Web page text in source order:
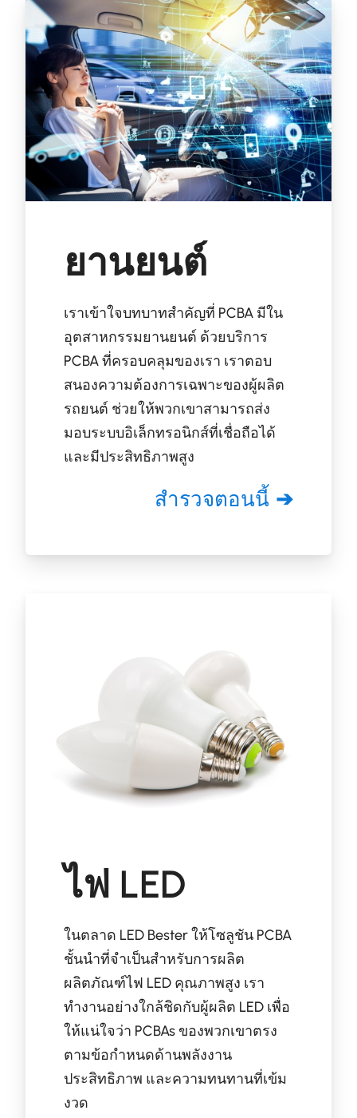
ยานยนต์
เราเข้าใจบทบาทสำคัญที่ PCBA มีใน
อุตสาหกรรมยานยนต์ ด้วยบริการ
PCBA ที่ครอบคลุมของเรา เราตอบ
สนองความต้องการเฉพาะของผู้ผลิต
รถยนต์ ช่วยให้พวกเขาสามารถส่ง
มอบระบบอิเล็กทรอนิกส์ที่เชื่อถือได้
และมีประสิทธิภาพสูง
สำรวจตอนนี้
ไฟ LED
ในตลาด LED Bester ให้โซลูชัน PCBA
ชั้นนำที่จำเป็นสำหรับการผลิต
ผลิตภัณฑ์ไฟ LED คุณภาพสูง เรา
ทำงานอย่างใกล้ชิดกับผู้ผลิต LED เพื่อ
ให้แน่ใจว่า PCBAs ของพวกเขาตรง
ตามข้อกำหนดด้านพลังงาน
ประสิทธิภาพ และความทนทานที่เข้ม
งวด